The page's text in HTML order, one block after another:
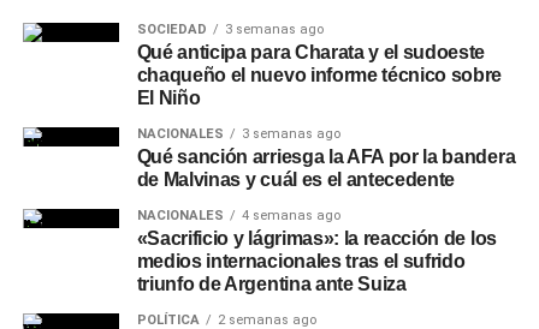
La Provincia también mantiene esquemas de
contingencia hídricay coordinación con municipios,
Protección Civil y organismos técnicos para intervenir
se incluyen el bombeo preventivo, el control de lagunas y
sistemas hídricos, y la limpieza de sectores que pueden
remarcan que las tendencias estacionales deben
complementarse con los pronósticos diarios y semanales,
por lo que recomiendan seguir las actualizaciones del
SMN a medida que se acerquen la primavera y el verano.
SOCIEDAD 3 semanas ago
Qué anticipa para Charata y el sudoeste
chaqueño el nuevo informe técnico sobre
El Niño
NACIONALES 3 semanas ago
Qué sanción arriesga la AFA por la bandera
de Malvinas y cuál es el antecedente
NACIONALES 4 semanas ago
«Sacrificio y lágrimas»: la reacción de los
medios internacionales tras el sufrido
triunfo de Argentina ante Suiza
POLÍTICA 2 semanas ago